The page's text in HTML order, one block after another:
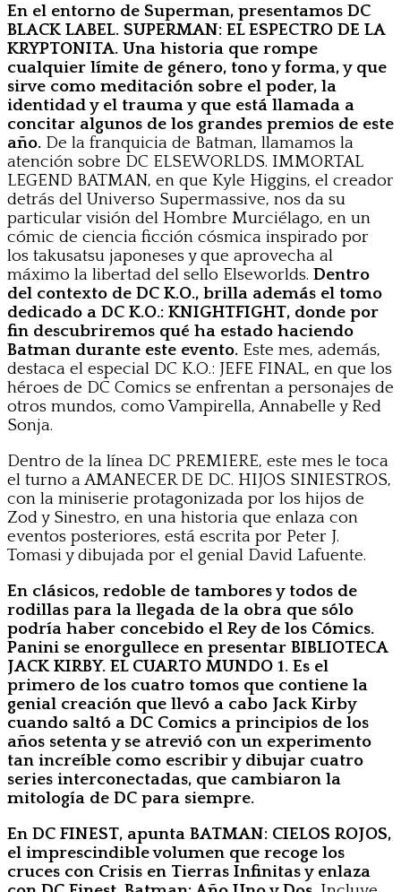
En el entorno de Superman, presentamos DC
BLACK LABEL. SUPERMAN: EL ESPECTRO DE LA
KRYPTONITA. Una historia que rompe
cualquier límite de género, tono y forma, y que
sirve como meditación sobre el poder, la
identidad y el trauma y que está llamada a
concitar algunos de los grandes premios de este
año. De la franquicia de Batman, llamamos la
atención sobre DC ELSEWORLDS. IMMORTAL
LEGEND BATMAN, en que Kyle Higgins, el creador
detrás del Universo Supermassive, nos da su
particular visión del Hombre Murciélago, en un
cómic de ciencia ficción cósmica inspirado por
los takusatsu japoneses y que aprovecha al
máximo la libertad del sello Elseworlds. Dentro
del contexto de DC K.O., brilla además el tomo
dedicado a DC K.O.: KNIGHTFIGHT, donde por
fin descubriremos qué ha estado haciendo
Batman durante este evento. Este mes, además,
destaca el especial DC K.O.: JEFE FINAL, en que los
héroes de DC Comics se enfrentan a personajes de
otros mundos, como Vampirella, Annabelle y Red
Sonja.
Dentro de la línea DC PREMIERE, este mes le toca
el turno a AMANECER DE DC. HIJOS SINIESTROS,
con la miniserie protagonizada por los hijos de
Zod y Sinestro, en una historia que enlaza con
eventos posteriores, está escrita por Peter J.
Tomasi y dibujada por el genial David Lafuente.
En clásicos, redoble de tambores y todos de
rodillas para la llegada de la obra que sólo
podría haber concebido el Rey de los Cómics.
Panini se enorgullece en presentar BIBLIOTECA
JACK KIRBY. EL CUARTO MUNDO 1. Es el
primero de los cuatro tomos que contiene la
genial creación que llevó a cabo Jack Kirby
cuando saltó a DC Comics a principios de los
años setenta y se atrevió con un experimento
tan increíble como escribir y dibujar cuatro
series interconectadas, que cambiaron la
mitología de DC para siempre.
En DC FINEST, apunta BATMAN: CIELOS ROJOS,
el imprescindible volumen que recoge los
cruces con Crisis en Tierras Infinitas y enlaza